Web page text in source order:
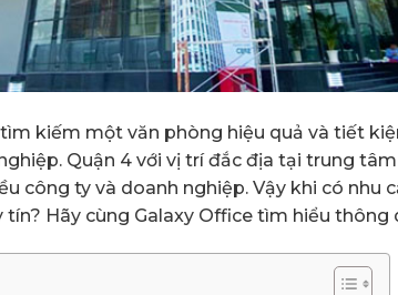
kiếm một văn phòng hiệu quả và tiết
Quận 4 với vị trí đắc địa tại trung
công ty và doanh nghiệp. Vậy khi có nhu
tín? Hãy cùng Galaxy Office tìm hiểu thông